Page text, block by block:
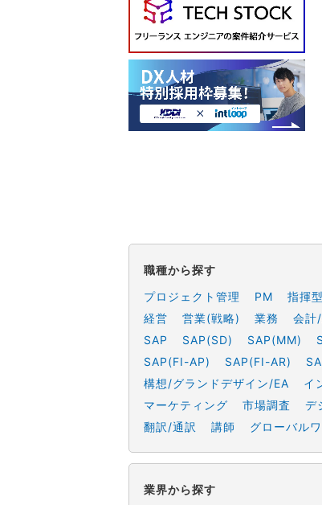
職種から探す
プロジェクト管理
PM 指揮
経営
営業(戦略) 業務 会計
SAP
SAP(SD) SAP(MM)
SAP(FI-AP)
SAP(FI-AR)
構想/グランドデザイン/EA
イ
マーケティング
市場調査 デ
翻訳/通訳
講師 グローバル
業界から探す